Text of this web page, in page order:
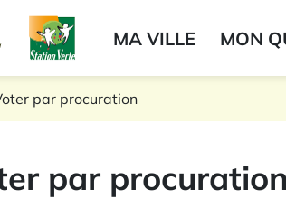
sur GaronneMA VILLE MON
par procuration
par procuration